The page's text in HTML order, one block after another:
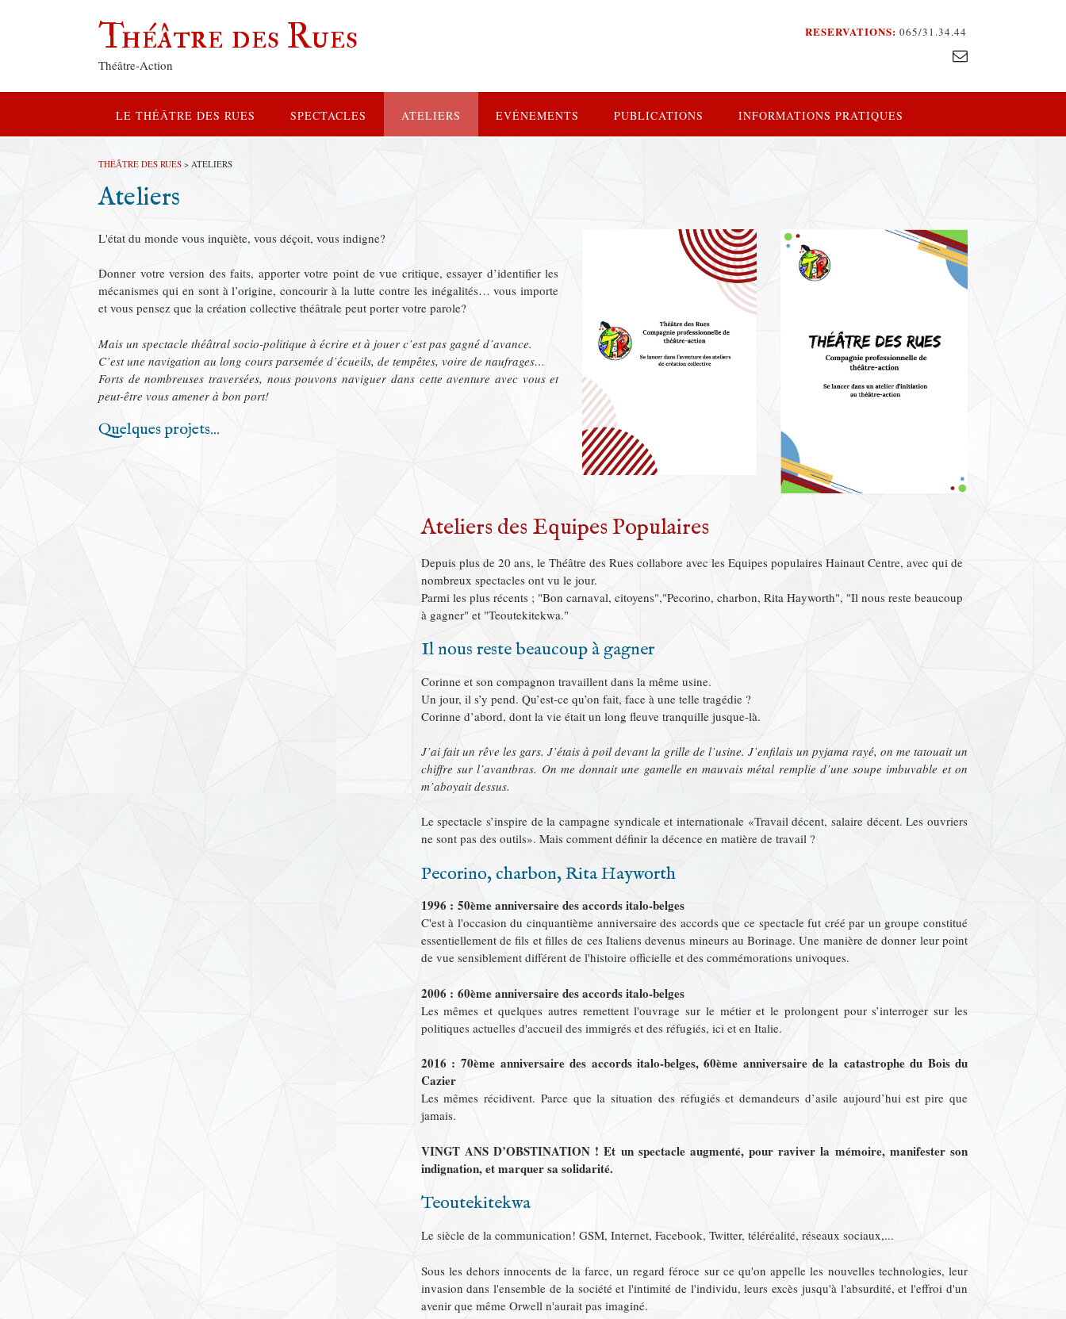
Théâtre des Rues
Théâtre-Action
RESERVATIONS: 065/31.34.44
LE THÉÂTRE DES RUES SPECTACLES ATELIERS EVÉNEMENTS PUBLICATIONS INFORMATIONS PRATIQUES
THÉÂTRE DES RUES > ATELIERS
Ateliers
L'état du monde vous inquiète, vous déçoit, vous indigne?
Donner votre version des faits, apporter votre point de vue critique, essayer d’identifier les
mécanismes qui en sont à l’origine, concourir à la lutte contre les inégalités… vous importe
et vous pensez que la création collective théâtrale peut porter votre parole?
Mais un spectacle théâtral socio-politique à écrire et à jouer c’est pas gagné d’avance.
C’est une navigation au long cours parsemée d’écueils, de tempêtes, voire de naufrages…
Forts de nombreuses traversées, nous pouvons naviguer dans cette aventure avec vous et
peut-être vous amener à bon port!
Quelques projets...
Ateliers des Equipes Populaires
Depuis plus de 20 ans, le Théâtre des Rues collabore avec les Equipes populaires Hainaut Centre, avec qui de
nombreux spectacles ont vu le jour.
Parmi les plus récents ; "Bon carnaval, citoyens","Pecorino, charbon, Rita Hayworth", "Il nous reste beaucoup
à gagner" et "Teoutekitekwa."
Il nous reste beaucoup à gagner
Corinne et son compagnon travaillent dans la même usine.
Un jour, il s’y pend. Qu’est-ce qu’on fait, face à une telle tragédie ?
Corinne d’abord, dont la vie était un long fleuve tranquille jusque-là.
J’ai fait un rêve les gars. J’étais à poil devant la grille de l’usine. J’enfilais un pyjama rayé, on me tatouait un
chiffre sur l’avantbras. On me donnait une gamelle en mauvais métal remplie d’une soupe imbuvable et on
m’aboyait dessus.
Le spectacle s’inspire de la campagne syndicale et internationale «Travail décent, salaire décent. Les ouvriers
ne sont pas des outils». Mais comment définir la décence en matière de travail ?
Pecorino, charbon, Rita Hayworth
1996 : 50ème anniversaire des accords italo-belges
C'est à l'occasion du cinquantième anniversaire des accords que ce spectacle fut créé par un groupe constitué
essentiellement de fils et filles de ces Italiens devenus mineurs au Borinage. Une manière de donner leur point
de vue sensiblement différent de l'histoire officielle et des commémorations univoques.
2006 : 60ème anniversaire des accords italo-belges
Les mêmes et quelques autres remettent l'ouvrage sur le métier et le prolongent pour s’interroger sur les
politiques actuelles d'accueil des immigrés et des réfugiés, ici et en Italie.
2016 : 70ème anniversaire des accords italo-belges, 60ème anniversaire de la catastrophe du Bois du
Cazier
Les mêmes récidivent. Parce que la situation des réfugiés et demandeurs d’asile aujourd’hui est pire que
jamais.
VINGT ANS D’OBSTINATION ! Et un spectacle augmenté, pour raviver la mémoire, manifester son
indignation, et marquer sa solidarité.
Teoutekitekwa
Le siècle de la communication! GSM, Internet, Facebook, Twitter, téléréalité, réseaux sociaux,...
Sous les dehors innocents de la farce, un regard féroce sur ce qu'on appelle les nouvelles technologies, leur
invasion dans l'ensemble de la société et l'intimité de l'individu, leurs excès jusqu'à l'absurdité, et l'effroi d'un
avenir que même Orwell n'aurait pas imaginé.